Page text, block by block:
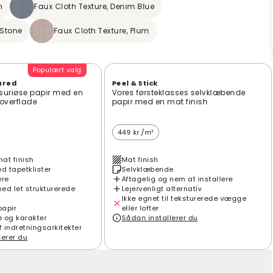
Faux Cloth Texture, Denim Blue
Faux Cloth Texture, Plum
Populært valg
papir med en
finish
tapetklister
let strukturerede
og karakter
indretningsarkitekter
du
Peel & Stick
Vores førsteklasses selvklæbende
papir med en mat finish
449 kr./m²
Mat finish
Selvklæbende
Aftagelig og nem at installere
Lejervenligt alternativ
Ikke egnet til teksturerede vægge
eller lofter
Sådan installerer du